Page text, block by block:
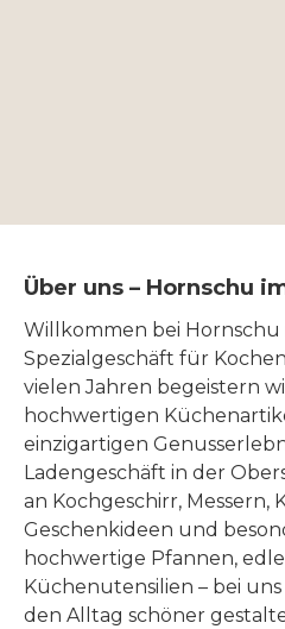
Über uns – Hornschu
Willkommen bei Hornschu
Spezialgeschäft für
vielen Jahren begeistern
hochwertigen
einzigartigen
Ladengeschäft in der
an Kochgeschirr,
Geschenkideen und
hochwertige Pfannen,
Küchenutensilien – bei
den Alltag schöner